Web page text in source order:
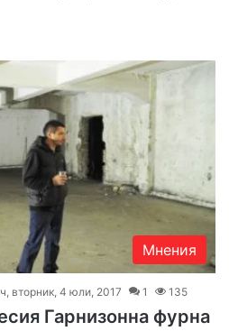
Мнения
вторник, 4 юли, 2017 1 135
Гарнизонна фурна